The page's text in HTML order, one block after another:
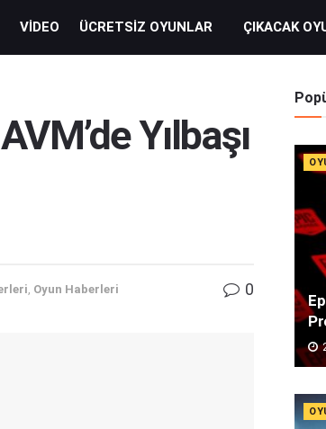
VIDEO ÜCRETSIZ OYUNLAR ÇIKACAK
Yılbaşı
Oyun Haberleri 0